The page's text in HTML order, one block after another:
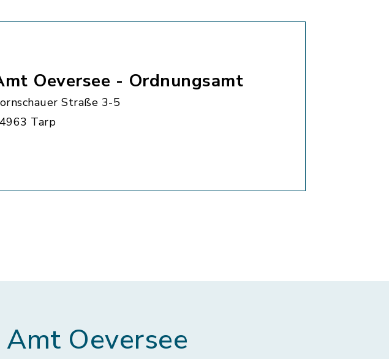
Oeversee - Ordnungsamt
Straße 3-5
Tarp
Amt Oeversee